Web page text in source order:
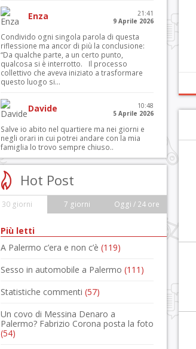
Enza
21:41
9 Aprile 2026
Condivido ogni singola parola di questa
riflessione ma ancor di più la conclusione:
“Da qualche parte, a un certo punto,
qualcosa si è interrotto. Il processo
collettivo che aveva iniziato a trasformare
questo luogo si...
Davide
10:48
5 Aprile 2026
Salve io abito nel quartiere ma nei giorni e
negli orari in cui potrei andare con la mia
famiglia lo trovo sempre chiuso..
Hot Post
30 giorni 7 giorni Oggi / 24 ore
Più letti
A Palermo c’era e non c’è (119)
Sesso in automobile a Palermo (111)
Statistiche commenti (57)
Un covo di Messina Denaro a
Palermo? Fabrizio Corona posta la foto
(54)